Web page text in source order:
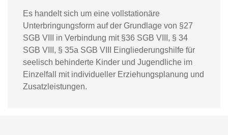
Es handelt sich um eine vollstationäre
Unterbringungsform auf der Grundlage von §27
SGB VIII in Verbindung mit §36 SGB VIII, § 34
SGB VIII, § 35a SGB VIII Eingliederungshilfe für
seelisch behinderte Kinder und Jugendliche im
Einzelfall mit individueller Erziehungsplanung und
Zusatzleistungen.